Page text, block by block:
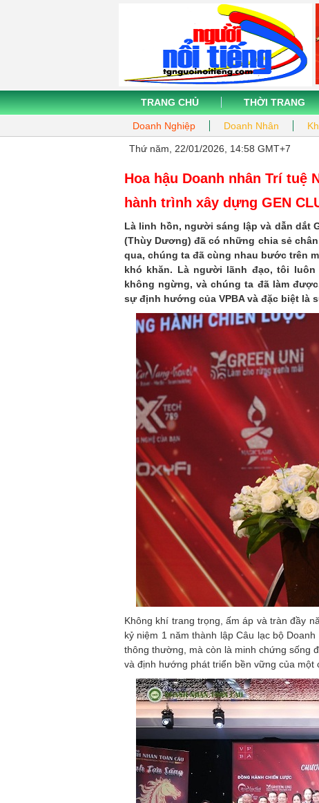
TRANG CHỦ THỜI TRANG
Doanh Nghiệp Doanh Nhân
Thứ năm, 22/01/2026, 14:58 GMT+7
Hoa hậu Doanh nhân Trí tuệ
hành trình xây dựng GEN
Là linh hồn, người sáng lập và dẫn dắt
(Thùy Dương) đã có những chia sẻ
qua, chúng ta đã cùng nhau bước trên
khó khăn. Là người lãnh đạo, tôi
không ngừng, và chúng ta đã làm
sự định hướng của VPBA và đặc biệt là
Không khí trang trọng, ấm áp và tràn đầy
kỷ niệm 1 năm thành lập Câu lạc bộ
thông thường, mà còn là minh chứng sống
và định hướng phát triển bền vững của một